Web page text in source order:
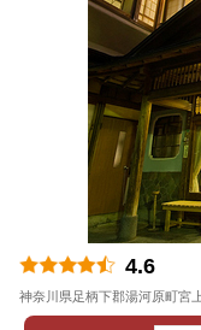
4.6
神奈川県足柄下郡湯河原町宮